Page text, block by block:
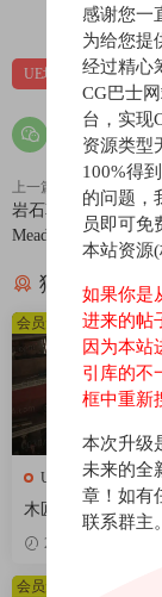
UE场景 UE场景-
上一篇
岩石草地-Elite
Meadows
猜你喜欢
UE场景
木匠工作车间-
hop
2026-04-18
会员免费
会员免费
感谢您一
为给您提
经过精心
CG巴士
台，实现
资源类型
100%得
的问题，
员即可免
本站资源
如果你是
进来的帖
因为本站
引库的不
框中重新
本次升级
未来的全
章！如有
联系群主。